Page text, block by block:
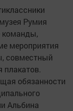
Румия
команды,
мероприятия
совместный
плакатов.
обязанности
Альбина